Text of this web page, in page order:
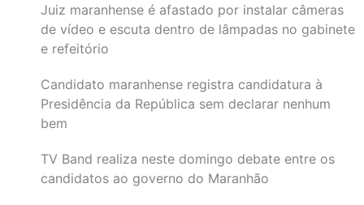
Juiz maranhense é afastado por instalar câmeras
de vídeo e escuta dentro de lâmpadas no gabinete
e refeitório
Candidato maranhense registra candidatura à
Presidência da República sem declarar nenhum
bem
TV Band realiza neste domingo debate entre os
candidatos ao governo do Maranhão